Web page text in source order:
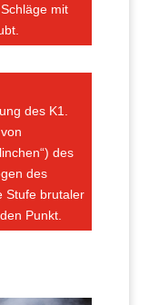
mit
des K1.
des
des
Stufe brutaler
Punkt.